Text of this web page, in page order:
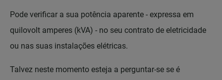
Pode verificar a sua potência aparente - expressa em
quilovolt amperes (kVA) - no seu contrato de eletricidade
ou nas suas instalações elétricas.
Talvez neste momento esteja a perguntar-se se é